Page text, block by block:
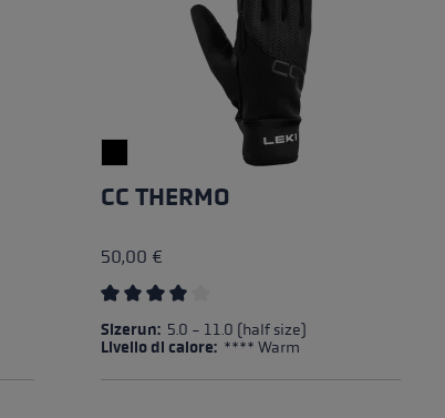
CC THERMO
50,00 €
Valutazione media di 4 su 5 stelle
Sizerun: 5.0 - 11.0 (half size)
Livello di calore: **** Warm